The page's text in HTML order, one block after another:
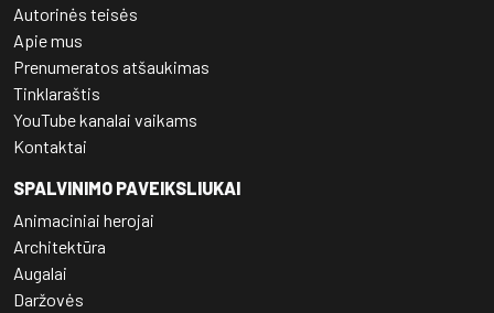
Autorinės teisės
Apie mus
Prenumeratos atšaukimas
Tinklaraštis
YouTube kanalai vaikams
Kontaktai
SPALVINIMO PAVEIKSLIUKAI
Animaciniai herojai
Architektūra
Augalai
Daržovės